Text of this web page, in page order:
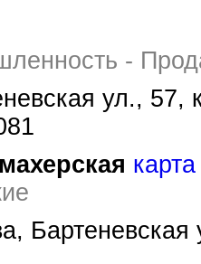
-
ул., 57,
карта
Бартеневская